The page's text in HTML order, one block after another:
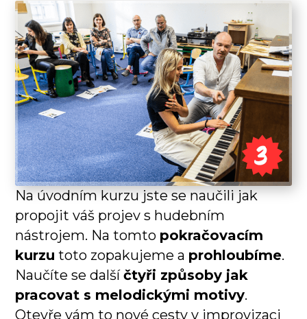
Na úvodním kurzu jste se naučili jak
propojit váš projev s hudebním
nástrojem. Na tomto pokračovacím
kurzu toto zopakujeme a prohloubíme.
Naučíte se dalšíčtyři způsoby jak
pracovat s melodickými motivy.
Otevře vám to nové cesty v improvizaci